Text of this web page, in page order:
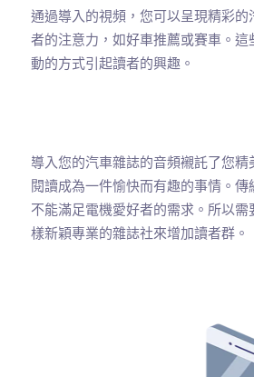
通過導入的視頻，您可以呈現精彩的
者的注意力，如好車推薦或賽車。這
動的方式引起讀者的興趣。
導入您的汽車雜誌的音頻襯託了您
閱讀成為一件愉快而有趣的事情。
不能滿足電機愛好者的需求。所以需
樣新穎專業的雜誌社來增加讀者群。